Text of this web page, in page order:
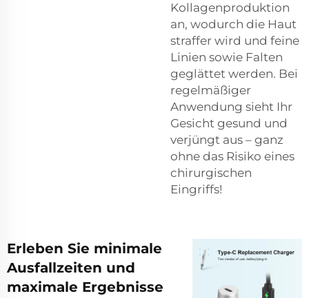
Kollagenproduktion
an, wodurch die Haut
straffer wird und feine
Linien sowie Falten
geglättet werden. Bei
regelmäßiger
Anwendung sieht Ihr
Gesicht gesund und
verjüngt aus – ganz
ohne das Risiko eines
chirurgischen
Eingriffs!
Erleben Sie minimale
Ausfallzeiten und
maximale Ergebnisse